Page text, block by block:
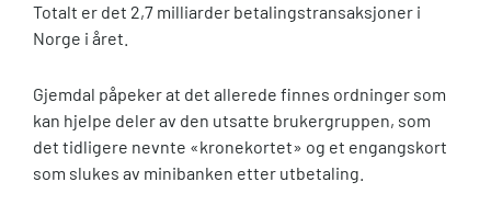
Totalt er det 2,7 milliarder betalingstransaksjoner i
Norge i året.
Gjemdal påpeker at det allerede finnes ordninger som
kan hjelpe deler av den utsatte brukergruppen, som
det tidligere nevnte «kronekortet» og et engangskort
som slukes av minibanken etter utbetaling.